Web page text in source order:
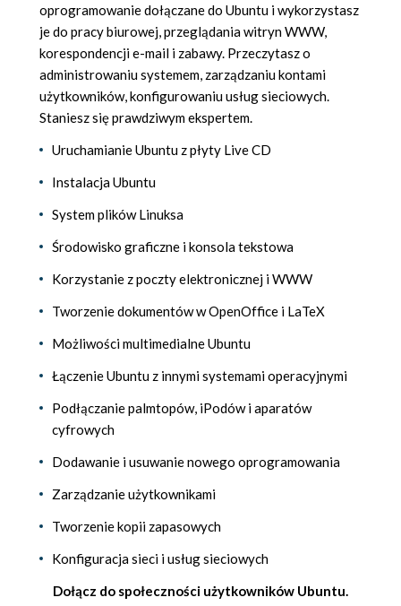
oprogramowanie dołączane do Ubuntu i wykorzystasz
je do pracy biurowej, przeglądania witryn WWW,
korespondencji e-mail i zabawy. Przeczytasz o
administrowaniu systemem, zarządzaniu kontami
użytkowników, konfigurowaniu usług sieciowych.
Staniesz się prawdziwym ekspertem.
Uruchamianie Ubuntu z płyty Live CD
Instalacja Ubuntu
System plików Linuksa
Środowisko graficzne i konsola tekstowa
Korzystanie z poczty elektronicznej i WWW
Tworzenie dokumentów w OpenOffice i LaTeX
Możliwości multimedialne Ubuntu
Łączenie Ubuntu z innymi systemami operacyjnymi
Podłączanie palmtopów, iPodów i aparatów
cyfrowych
Dodawanie i usuwanie nowego oprogramowania
Zarządzanie użytkownikami
Tworzenie kopii zapasowych
Konfiguracja sieci i usług sieciowych
Dołącz do społeczności użytkowników Ubuntu.